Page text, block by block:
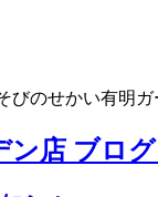
びのせかい有明
店 ブロ